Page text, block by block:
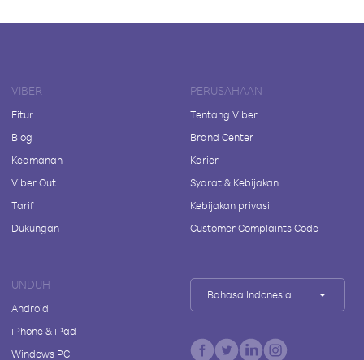
VIBER
Fitur
Blog
Keamanan
Viber Out
Tarif
Dukungan
PERUSAHAAN
Tentang Viber
Brand Center
Karier
Syarat & Kebijakan
Kebijakan privasi
Customer Complaints Code
UNDUH
Android
iPhone & iPad
Windows PC
Bahasa Indonesia